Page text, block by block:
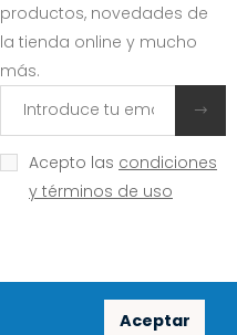
Aceptar
productos, novedades de
la tienda online y mucho
más.
Acepto las condiciones
y términos de uso